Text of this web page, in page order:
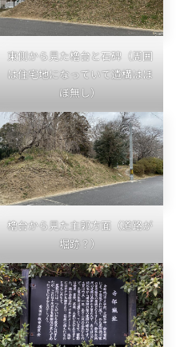
東側から見た櫓台と石碑（周囲
は住宅地になっていて遺構はほ
ぼ無し）
櫓台から見た主郭方面（道路が
堀跡？）